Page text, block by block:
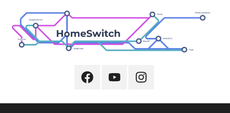
treści
FacebookYoutubeInstagram